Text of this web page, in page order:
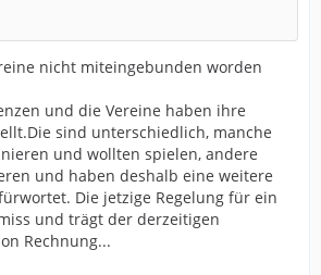
nicht miteingebunden worden
und die Vereine haben ihre
sind unterschiedlich, manche
und wollten spielen, andere
und haben deshalb eine weitere
Die jetzige Regelung für ein
und trägt der derzeitigen
Rechnung...